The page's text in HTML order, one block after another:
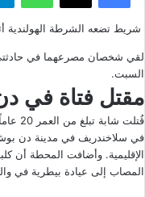
شريط تضعه الشرطة الهولندية
لقي شخصان مصرعهما في
السبت.
مقتل فتاة في
في سلاخندريف في مدينة دن
الإقليمية. وأضافت المحطة أن
المصاب إلى عيادة بيطرية في